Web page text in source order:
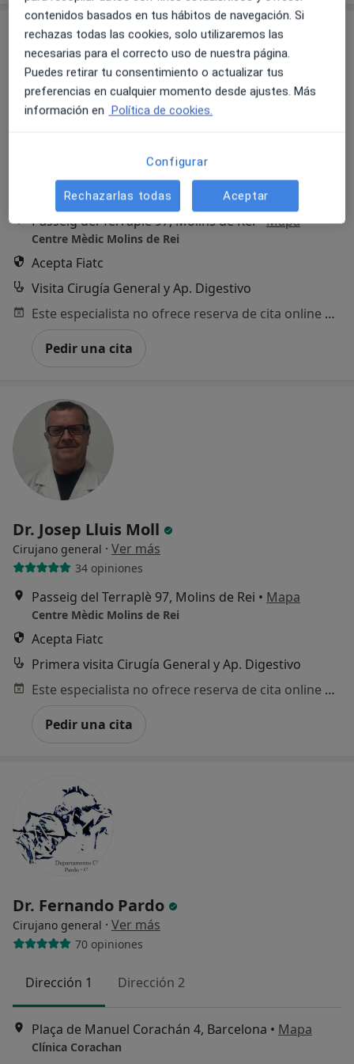
Dr. Francesc Fábrega Roca
21 opiniones
Passeig del Terraplè 97, Molins de Rei•Mapa
Centre Mèdic Molins de Rei
Acepta Fiatc
Visita Cirugía General y Ap. Digestivo
Este especialista no ofrece reserva de cita online en esta dirección.
Pedir una cita
Dr. Josep Lluis Moll
Cirujano general · Ver más
34 opiniones
Passeig del Terraplè 97, Molins de Rei • Mapa
Centre Mèdic Molins de Rei
Acepta Fiatc
Primera visita Cirugía General y Ap. Digestivo
Este especialista no ofrece reserva de cita online en esta dirección.
Pedir una cita
Dr. Fernando Pardo
Cirujano general · Ver más
70 opiniones
Dirección 1 Dirección 2
Plaça de Manuel Corachán 4, Barcelona • Mapa
Clínica Corachan
contenidos basados en tus hábitos de navegación. Si
rechazas todas las cookies, solo utilizaremos las
necesarias para el correcto uso de nuestra página.
Puedes retirar tu consentimiento o actualizar tus
preferencias en cualquier momento desde ajustes. Más
información en Política de cookies.
Configurar
Rechazarlas todas Aceptar